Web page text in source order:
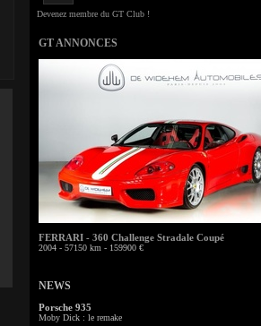
GT ANNONCES
FERRARI - 360 Challenge Stradale Coupé
2004 - 57150 km - 159900 €
NEWS
Porsche 935
Moby Dick : le remake